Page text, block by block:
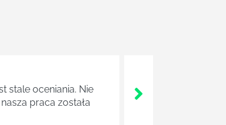
stale oceniania. Nie
praca została